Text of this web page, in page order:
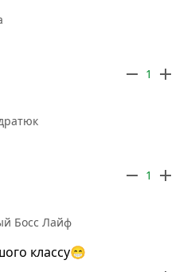
remove 1 add
remove 1 add
Босс Лайф
классу😁